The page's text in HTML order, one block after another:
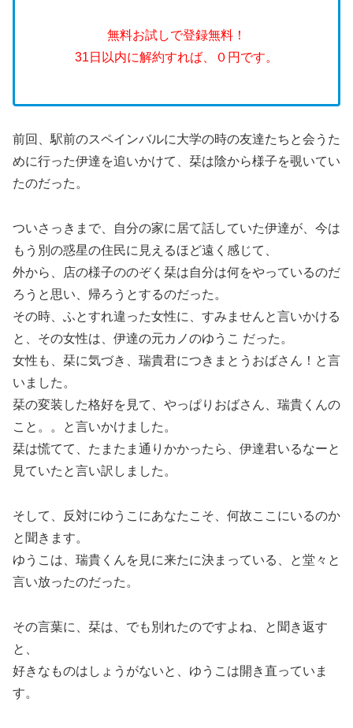
無料お試しで登録無料！
31日以内に解約すれば、０円です。
前回、駅前のスペインバルに大学の時の友達たちと会うた
めに行った伊達を追いかけて、栞は陰から様子を覗いてい
たのだった。
ついさっきまで、自分の家に居て話していた伊達が、今は
もう別の惑星の住民に見えるほど遠く感じて、
外から、店の様子ののぞく栞は自分は何をやっているのだ
ろうと思い、帰ろうとするのだった。
その時、ふとすれ違った女性に、すみませんと言いかける
と、その女性は、伊達の元カノのゆうこ だった。
女性も、栞に気づき、瑞貴君につきまとうおばさん！と言
いました。
栞の変装した格好を見て、やっぱりおばさん、瑞貴くんの
こと。。と言いかけました。
栞は慌てて、たまたま通りかかったら、伊達君いるなーと
見ていたと言い訳しました。
そして、反対にゆうこにあなたこそ、何故ここにいるのか
と聞きます。
ゆうこは、瑞貴くんを見に来たに決まっている、と堂々と
言い放ったのだった。
その言葉に、栞は、でも別れたのですよね、と聞き返す
と、
好きなものはしょうがないと、ゆうこは開き直っていま
す。